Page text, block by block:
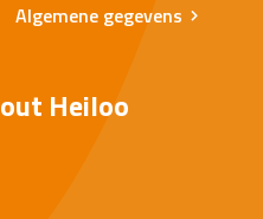
Algemene gegevens
Heiloo